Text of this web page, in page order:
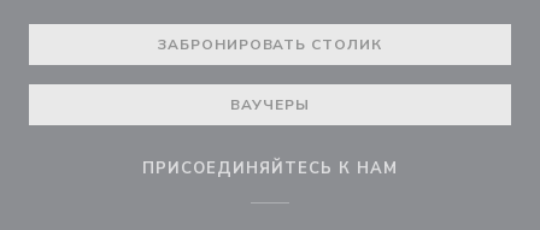
ЗАБРОНИРОВАТЬ СТОЛИК
ВАУЧЕРЫ
ПРИСОЕДИНЯЙТЕСЬ К НАМ